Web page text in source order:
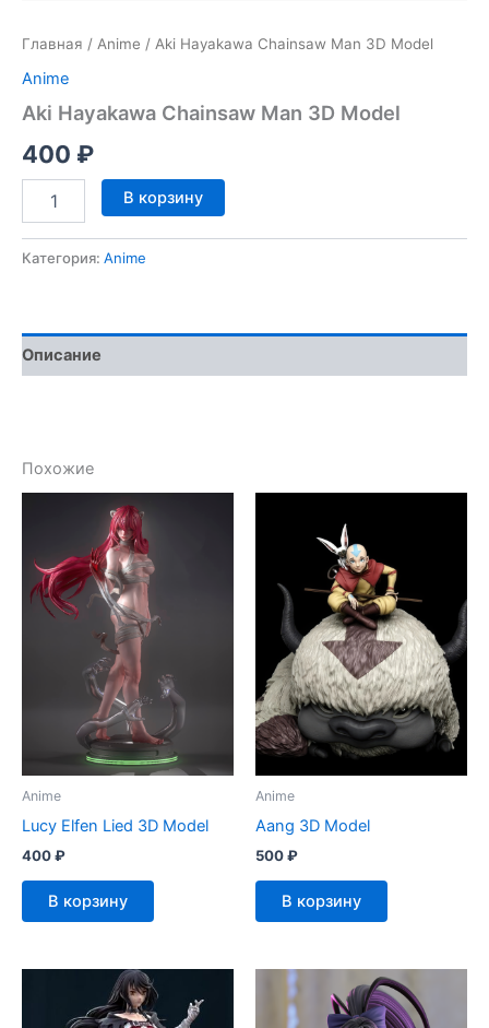
Главная / Anime / Aki Hayakawa Chainsaw Man 3D Model
Anime
Aki Hayakawa Chainsaw Man 3D Model
400 ₽
Количество
товара
Hayakawa
Model
В корзину
Категория: Anime
Описание
Похожие
Anime
Lucy Elfen Lied 3D Model
400₽
В корзину
Anime
Aang 3D Model
500₽
В корзину